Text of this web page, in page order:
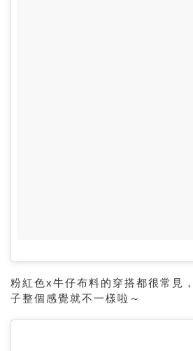
粉紅色x牛仔布料的穿搭都很常見
子整個感覺就不一樣啦～